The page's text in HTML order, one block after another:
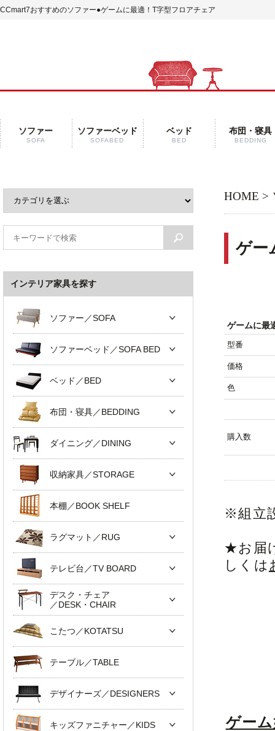
CCmart7おすすめのソファー●ゲームに最適！T字型フロアチェア
ソファー
SOFA
ソファーベッド
SOFABED
ベッド
BED
布団・寝具
BEDDING
HOME >
ゲー
ゲームに最
型番
価格
色
購入数
※組立
★お届
しくは
ゲー
インテリア家具を探す
ソファー／SOFA
ソファーベッド／SOFA BED
ベッド／BED
布団・寝具／BEDDING
ダイニング／DINING
収納家具／STORAGE
本棚／BOOK SHELF
ラグマット／RUG
テレビ台／TV BOARD
デスク・チェア
／DESK・CHAIR
こたつ／KOTATSU
テーブル／TABLE
デザイナーズ／DESIGNERS
キッズファニチャー／KIDS